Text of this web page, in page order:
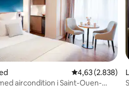
4,63 ud af 5 i
4,63 (2.838)
aircondition i Saint-Ouen-